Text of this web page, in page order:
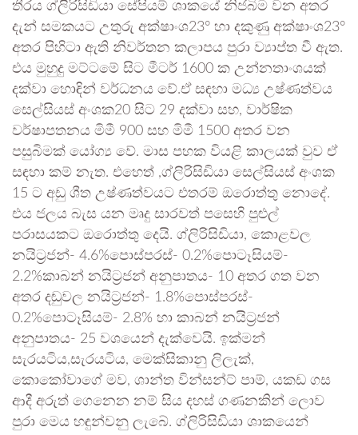
තීරය ග්ලිරිසිඩියා සේපියම් ශාකයේ නිජබිම වන අතර
දැන් සමකයට උතුරු අක්ෂාංශ23° හා දකුණු අක්ෂාංශ23°
අතර පිහිටා ඇති නිවර්තන කලාපය පුරා ව්‍යාප්ත වී ඇත.
එය මුහුදු මට්ටමේ සිට මීටර් 1600 ක උන්නතාංශයක්
දක්වා හොඳින් වර්ධනය වේ.ඒ සඳහා මධ්‍ය උෂ්ණත්වය
සෙල්සියස් අංශක20 සිට 29 දක්වා සහ, වාර්ෂික
වර්ෂාපතනය මිමී 900 සහ මිමී 1500 අතර වන
පසුබිමක් යෝග්‍ය වේ. මාස පහක වියළි කාලයක් වුව ඒ
සඳහා කම් නැත. එහෙත් ,ග්ලිරිසිඩියා සෙල්සියස් අංශක
15 ට අඩු ශීත උෂ්ණත්වයට එතරම් ඔරොත්තු නොදේ.
එය ජලය බැස යන මෘදු සාරවත් පසෙහි පුළුල්
පරාසයකට ඔරොත්තු දෙයි. ග්ලිරිසිඩියා, කොළවල
නයිට්‍රජන්- 4.6%පොස්පරස්- 0.2%පොටෑසියම්-
2.2%කාබන් නයිට්‍රජන් අනුපාතය- 10 අතර ගත වන
අතර දඬුවල නයිට්‍රජන්- 1.8%පොස්පරස්-
0.2%පොටෑසියම්- 2.8% හා කාබන් නයිට්‍රජන්
අනුපාතය- 25 වශයෙන් දැක්වෙයි. ඉක්මන්
සැරයටිය,සැරයටිය, මෙක්සිකානු ලිලැක්,
කොකෝවාගේ මව, ශාන්ත වින්සන්ට් පාම්, යකඩ ගස
ආදී අරුත් ගෙනෙන නම් සිය දහස් ගණනකින් ලොව
පුරා මෙය හඳුන්වනු ලැබේ. ග්ලිරිසිඩියා ශාකයෙන්